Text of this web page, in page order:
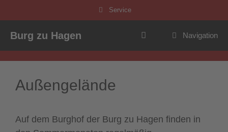
Inhalt
springen
Service
Burg zu Hagen Navigation
Außengelände
Auf dem Burghof der Burg zu Hagen finden in